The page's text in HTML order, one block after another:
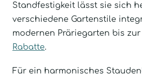
Standfestigkeit lässt sie sich
verschiedene Gartenstile
modernen Präriegarten bis
Rabatte.
Für ein harmonisches